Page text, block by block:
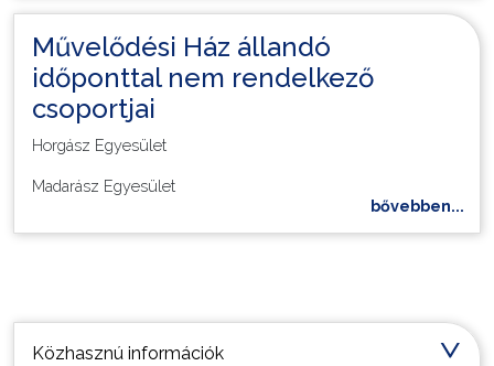
Közhasznú információk
Művelődési Ház állandó
időponttal nem rendelkező
csoportjai
Horgász Egyesület
Madarász Egyesület
bővebben...